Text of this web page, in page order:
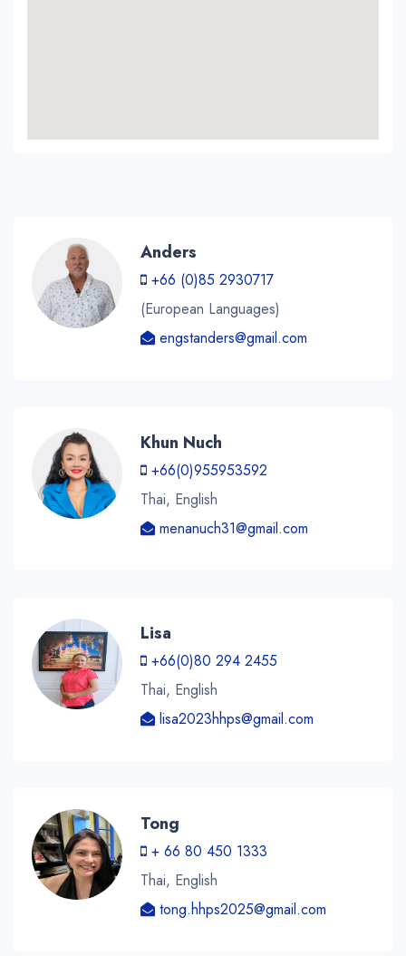
Anders
+66 (0)85 2930717
(European Languages)
engstanders@gmail.com
Khun Nuch
+66(0)955953592
Thai, English
menanuch31@gmail.com
Lisa
+66(0)80 294 2455
Thai, English
lisa2023hhps@gmail.com
Tong
+ 66 80 450 1333
Thai, English
tong.hhps2025@gmail.com